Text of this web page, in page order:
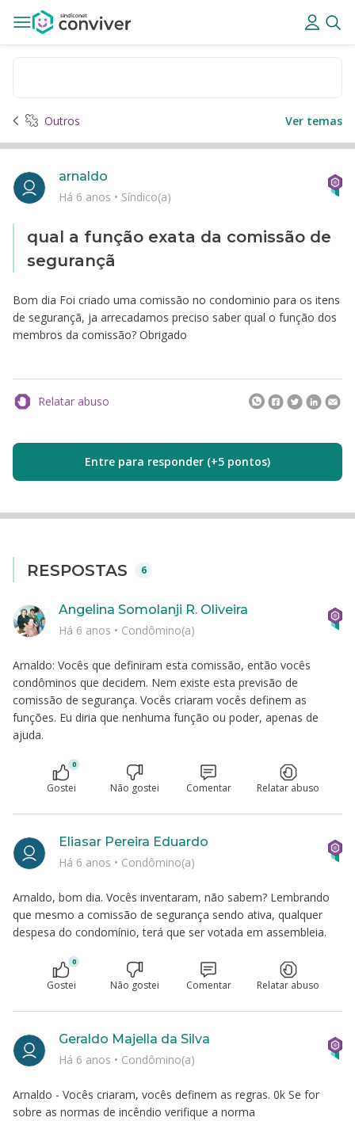
Outros Ver temas
qual a função exata da comissão de
segurançã
Bom dia Foi criado uma comissão no condominio para os itens
de segurançã, ja arrecadamos preciso saber qual o função dos
membros da comissão? Obrigado
arnaldo
Há 6 anos • Síndico(a)
Relatar abuso
Entre para responder (+5 pontos)
RESPOSTAS 6
Arnaldo: Vocês que definiram esta comissão, então vocês
condôminos que decidem. Nem existe esta previsão de
comissão de segurança. Vocês criaram vocês definem as
funções. Eu diria que nenhuma função ou poder, apenas de
ajuda.
Angelina Somolanji R. Oliveira
Há 6 anos • Condômino(a)
0
Gostei Não gostei Comentar Relatar abuso
Arnaldo, bom dia. Vocês inventaram, não sabem? Lembrando
que mesmo a comissão de segurança sendo ativa, qualquer
despesa do condomínio, terá que ser votada em assembleia.
Eliasar Pereira Eduardo
Há 6 anos • Condômino(a)
0
Gostei Não gostei Comentar Relatar abuso
Arnaldo - Vocês criaram, vocês definem as regras. 0k Se for
sobre as normas de incêndio verifique a norma
Geraldo Majella da Silva
Há 6 anos • Condômino(a)